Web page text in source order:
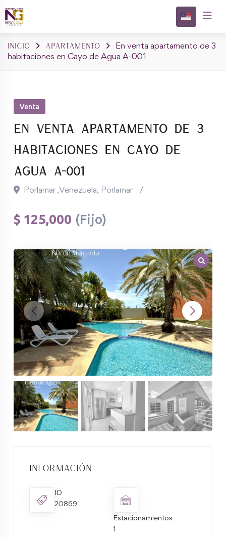
Skip
to
Inicio Apartamento
En venta apartamento de 3
habitaciones en Cayo de Agua A-001
Venta
En venta apartamento de 3
habitaciones en Cayo de
Agua A-001
Porlamar ,Venezuela, Porlamar
$ 125,000 (Fijo)
Información
ID
20869
Estacionamientos
1